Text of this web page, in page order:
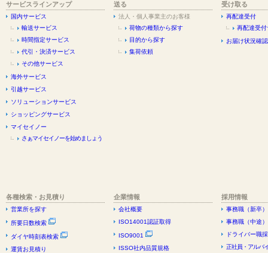
サービスラインアップ
国内サービス
輸送サービス
時間指定サービス
代引・決済サービス
その他サービス
海外サービス
引越サービス
ソリューションサービス
ショッピングサービス
マイセイノー
さぁマイセイノーを始めましょう
送る
法人・個人事業主のお客様
荷物の種類から探す
目的から探す
集荷依頼
受け取る
再配達受付
再配達受
お届け状況確認
各種検索・お見積り
営業所を探す
所要日数検索
ダイヤ時刻表検索
運賃お見積り
企業情報
会社概要
ISO14001認証取得
ISO9001
ISSO社内品質規格
採用情報
事務職（新卒
事務職（中途
ドライバー職
正社員・アルバ